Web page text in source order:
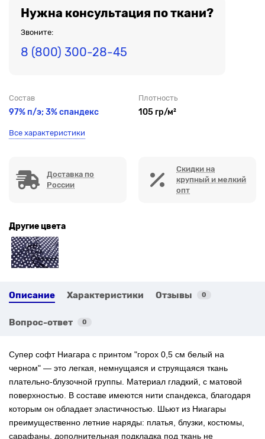
Нужна консультация по ткани?
Звоните:
8 (800) 300-28-45
Состав
97% п/э; 3% спандекс
Плотность
105 гр/м²
Все характеристики
Доставка по
России
Скидки на
крупный и мелкий
опт
Другие цвета
Описание Характеристики Отзывы 0
Вопрос-ответ 0
Супер софт Ниагара с принтом "горох 0,5 см белый на
черном" — это легкая, немнущаяся и струящаяся ткань
плательно-блузочной группы. Материал гладкий, с матовой
поверхностью. В составе имеются нити спандекса, благодаря
которым он обладает эластичностью. Шьют из Ниагары
преимущественно летние наряды: платья, блузки, костюмы,
сарафаны, дополнительная подкладка под ткань не